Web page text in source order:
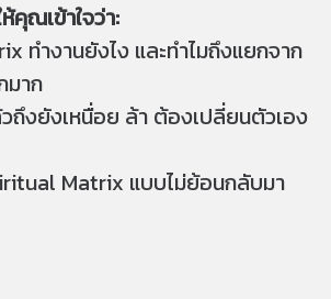
คุณเข้าใจว่า:
ทำงานยังไง และทำไมถึงแยกจาก
มาก
ถึงยังเหนื่อย ล้า ต้องเปลี่ยนตัวเอง
Matrix แบบไม่ย้อนกลับมา